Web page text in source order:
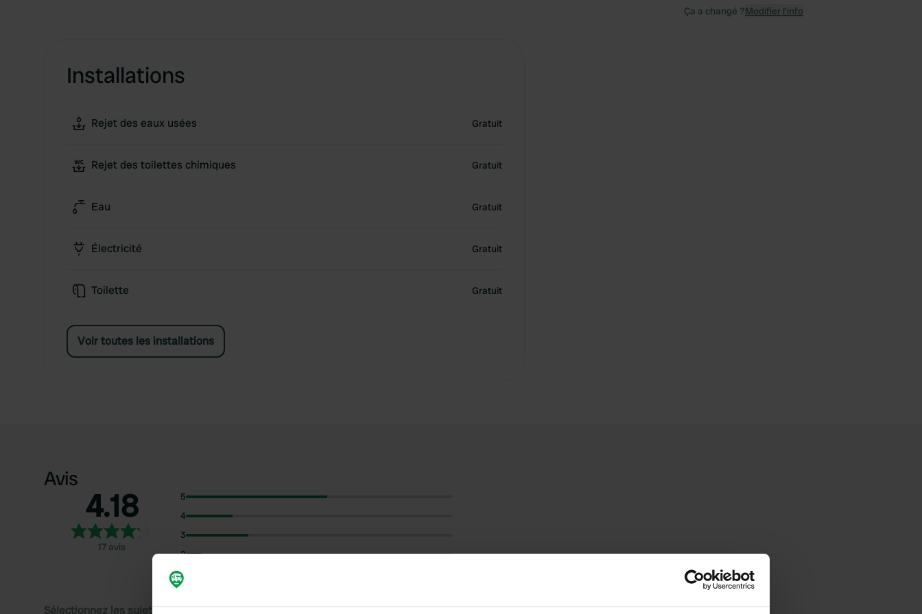
Installations
Rejet des eaux usées Gratuit
Rejet des toilettes chimiques Gratuit
Eau Gratuit
Électricité Gratuit
Toilette Gratuit
Voir toutes les installations
Ça a changé ?Modifier l’info
Avis
4.18
17 avis
5
4
3
2
1
Sélectionnez les sujets pour lire les critiques :